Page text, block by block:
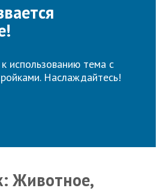
использованию тема с
Наслаждайтесь!
Животное,